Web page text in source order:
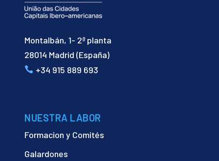
Montalbán, 1- 2ª planta
28014 Madrid (España)
+34 915 889 693
NUESTRA LABOR
Formacion y Comités
Galardones